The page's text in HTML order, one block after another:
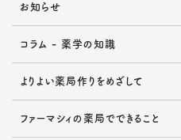
お知らせ
コラム - 薬学の知識
よりよい薬局作りをめざして
ファーマシィの薬局でできること